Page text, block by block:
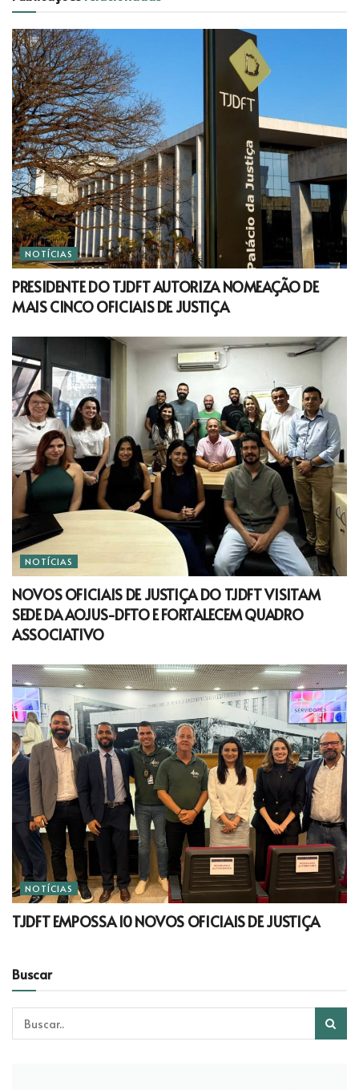
NOTÍCIAS
PRESIDENTE DO TJDFT AUTORIZA NOMEAÇÃO DE
MAIS CINCO OFICIAIS DE JUSTIÇA
NOTÍCIAS
NOVOS OFICIAIS DE JUSTIÇA DO TJDFT VISITAM
SEDE DA AOJUS-DFTO E FORTALECEM QUADRO
ASSOCIATIVO
NOTÍCIAS
TJDFT EMPOSSA 10 NOVOS OFICIAIS DE JUSTIÇA
Buscar